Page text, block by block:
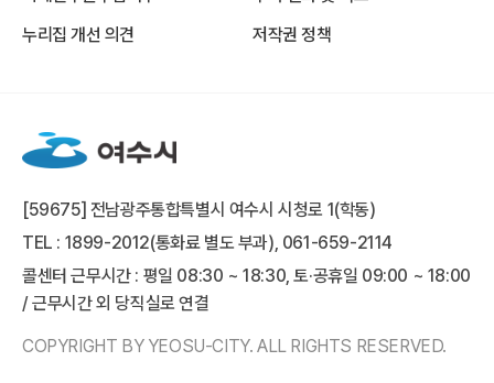
누리집 개선 의견
저작권 정책
[59675] 전남광주통합특별시 여수시 시청로 1(학동)
TEL : 1899-2012(통화료 별도 부과), 061-659-2114
콜센터 근무시간 : 평일 08:30 ~ 18:30, 토·공휴일 09:00 ~ 18:00
/ 근무시간 외 당직실로 연결
COPYRIGHT BY YEOSU-CITY. ALL RIGHTS RESERVED.